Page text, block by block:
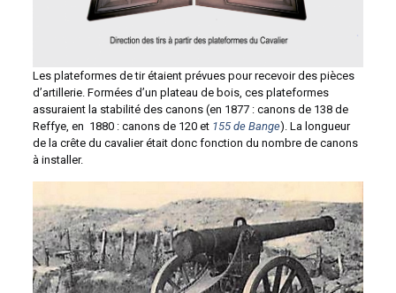
Les plateformes de tir étaient prévues pour recevoir des pièces
d’artillerie. Formées d’un plateau de bois, ces plateformes
assuraient la stabilité des canons (en 1877 : canons de 138 de
Reffye, en 1880 : canons de 120 et 155 de Bange). La longueur
de la crête du cavalier était donc fonction du nombre de canons
à installer.